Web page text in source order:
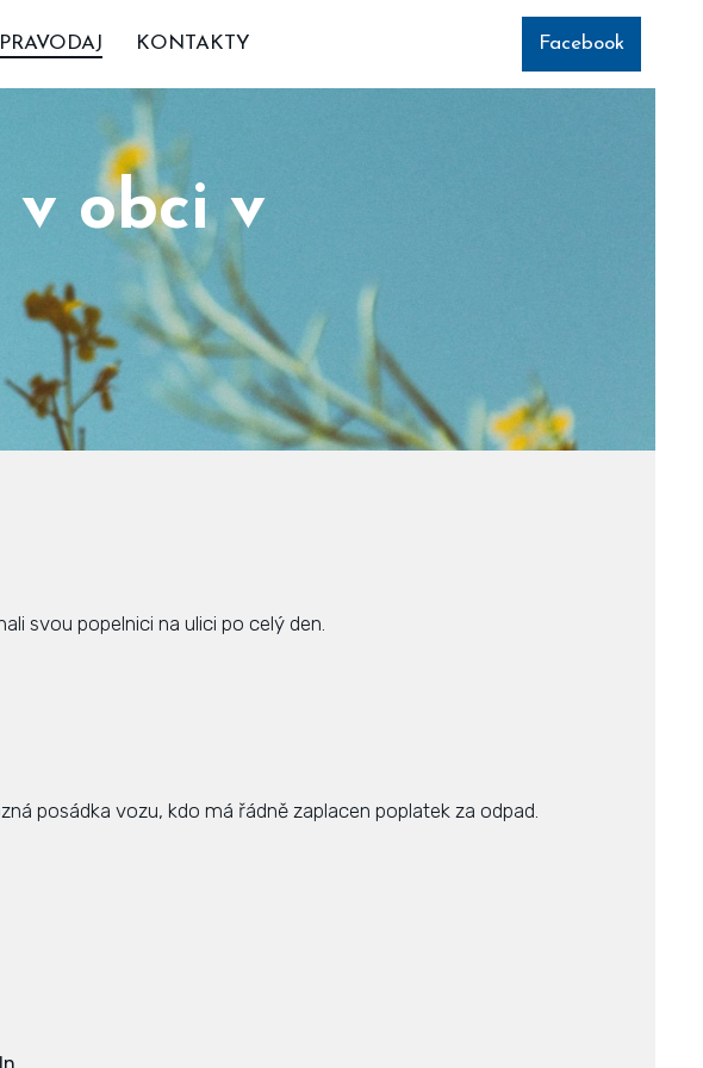
KONTAKTY Facebook
v obci v
svou popelnici na ulici po celý den.
posádka vozu, kdo má řádně zaplacen poplatek za odpad.